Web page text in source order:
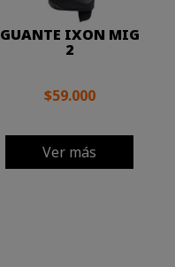
GUANTE IXON MIG
2
$59.000
Ver más